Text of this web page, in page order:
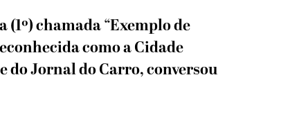
chamada “Exemplo de
como a Cidade
do Jornal do Carro, conversou